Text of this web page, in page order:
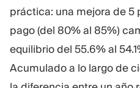
práctica: una mejora de 5
pago (del 80% al 85%)
equilibrio del 55.6% al
Acumulado a lo largo de